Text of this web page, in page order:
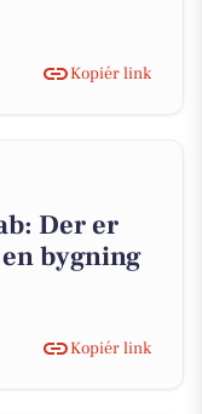
Kopiér link
Der er
bygning
Kopiér link